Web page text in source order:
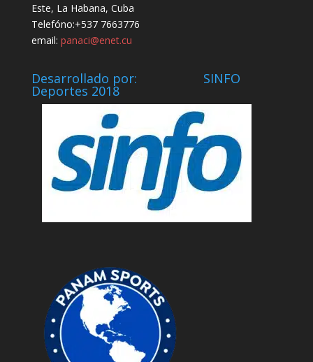
Este, La Habana, Cuba
Telefóno:+537 7663776
email: panaci@enet.cu
Desarrollado por: SINFO
Deportes 2018